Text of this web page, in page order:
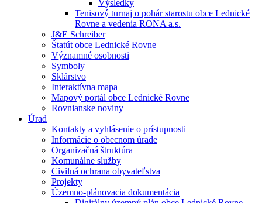
Výsledky
Tenisový turnaj o pohár starostu obce Lednické
Rovne a vedenia RONA a.s.
J&E Schreiber
Štatút obce Lednické Rovne
Významné osobnosti
Symboly
Sklárstvo
Interaktívna mapa
Mapový portál obce Lednické Rovne
Rovnianske noviny
Úrad
Kontakty a vyhlásenie o prístupnosti
Informácie o obecnom úrade
Organizačná štruktúra
Komunálne služby
Civilná ochrana obyvateľstva
Projekty
Územno-plánovacia dokumentácia